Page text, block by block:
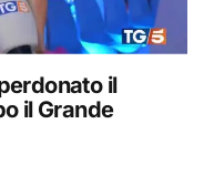
il
il Grande